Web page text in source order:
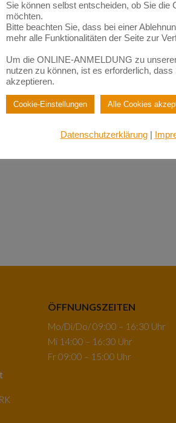
ÖFFNUNGSZEITEN
Mo/Di/Do/ 09:00 – 16:30 Uhr
Mi 14:00 – 16:30 Uhr
Fr 09:00 – 15:00 Uhr
Sie können selbst entscheiden, ob Sie die
möchten.
Bitte beachten Sie, dass bei einer
mehr alle Funktionalitäten der Seite zur
Um die ONLINE-ANMELDUNG zu
nutzen zu können, ist es erforderlich, dass
akzeptieren.
Cookie-Einstellungen Alle Cookies
Datenschutzerklärung|